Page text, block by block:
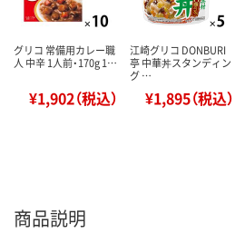
グリコ 常備用カレー職
人 中辛 1人前・170g 1…
¥1,902（税込）
江崎グリコ DONBURI
亭 中華丼スタンディン
グ …
¥1,895（税込）
商品説明